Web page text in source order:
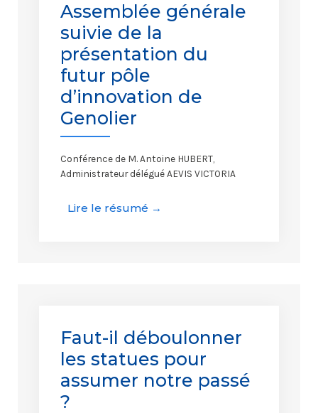
Assemblée générale
suivie de la
présentation du
futur pôle
d’innovation de
Genolier
Conférence de M. Antoine HUBERT,
Administrateur délégué AEVIS VICTORIA
Lire le résumé →
Faut-il déboulonner
les statues pour
assumer notre passé
?